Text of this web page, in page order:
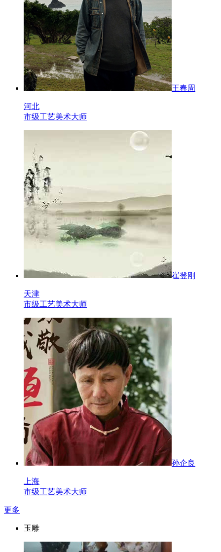
王春周
河北
市级工艺美术大师
崔登刚
天津
市级工艺美术大师
孙企良
上海
市级工艺美术大师
更多
玉雕